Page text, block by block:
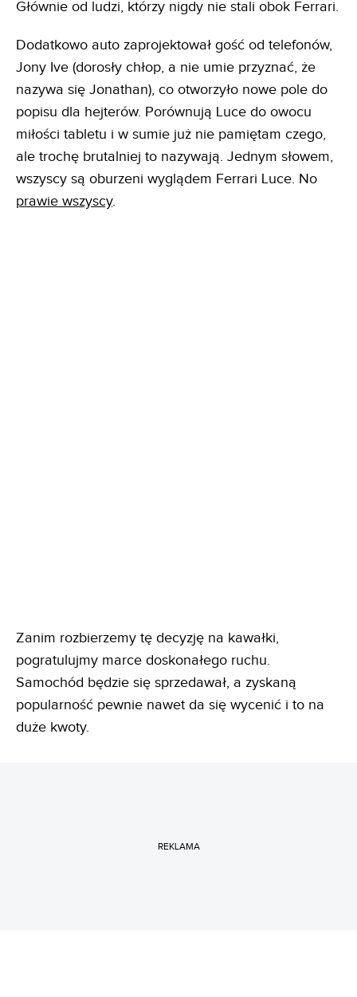
Głównie od ludzi, którzy nigdy nie stali obok Ferrari.
Dodatkowo auto zaprojektował gość od telefonów,
Jony Ive (dorosły chłop, a nie umie przyznać, że
nazywa się Jonathan), co otworzyło nowe pole do
popisu dla hejterów. Porównują Luce do owocu
miłości tabletu i w sumie już nie pamiętam czego,
ale trochę brutalniej to nazywają. Jednym słowem,
wszyscy są oburzeni wyglądem Ferrari Luce. No
prawie wszyscy.
Zanim rozbierzemy tę decyzję na kawałki,
pogratulujmy marce doskonałego ruchu.
Samochód będzie się sprzedawał, a zyskaną
popularność pewnie nawet da się wycenić i to na
duże kwoty.
REKLAMA